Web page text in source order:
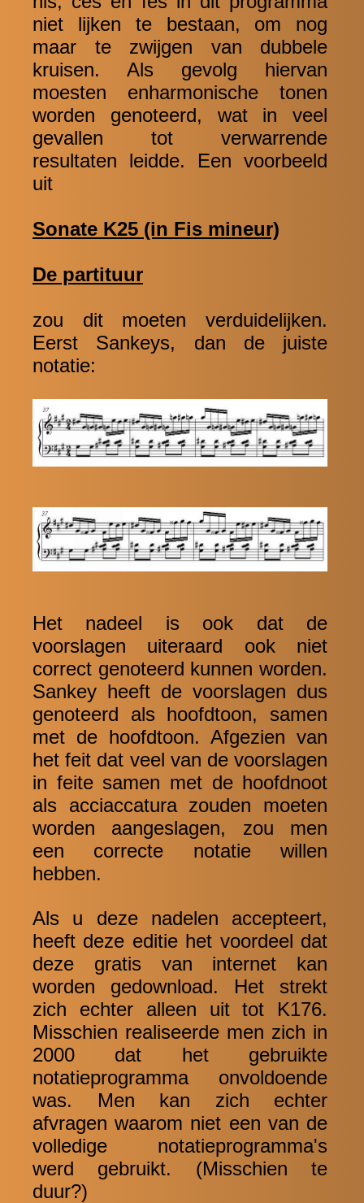
niet lijken te bestaan, om nog
maar te zwijgen van dubbele
kruisen. Als gevolg hiervan
moesten enharmonische tonen
worden genoteerd, wat in veel
gevallen tot verwarrende
resultaten leidde. Een voorbeeld
uit
Sonate K25 (in Fis mineur)
De partituur
zou dit moeten verduidelijken.
Eerst Sankeys, dan de juiste
notatie:
Het nadeel is ook dat de
voorslagen uiteraard ook niet
correct genoteerd kunnen worden.
Sankey heeft de voorslagen dus
genoteerd als hoofdtoon, samen
met de hoofdtoon. Afgezien van
het feit dat veel van de voorslagen
in feite samen met de hoofdnoot
als acciaccatura zouden moeten
worden aangeslagen, zou men
een correcte notatie willen
hebben.
Als u deze nadelen accepteert,
heeft deze editie het voordeel dat
deze gratis van internet kan
worden gedownload. Het strekt
zich echter alleen uit tot K176.
Misschien realiseerde men zich in
2000 dat het gebruikte
notatieprogramma onvoldoende
was. Men kan zich echter
afvragen waarom niet een ​​van de
volledige notatieprogramma's
werd gebruikt. (Misschien te
duur?)